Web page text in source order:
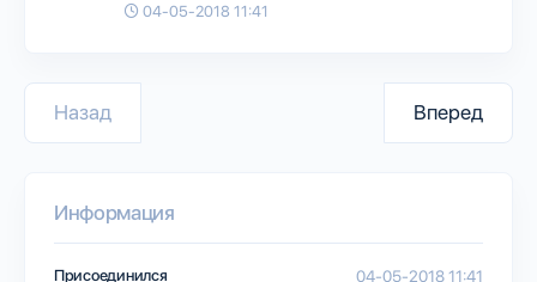
04-05-2018 11:41
Назад Вперед
Информация
Присоединился 04-05-2018 11:41